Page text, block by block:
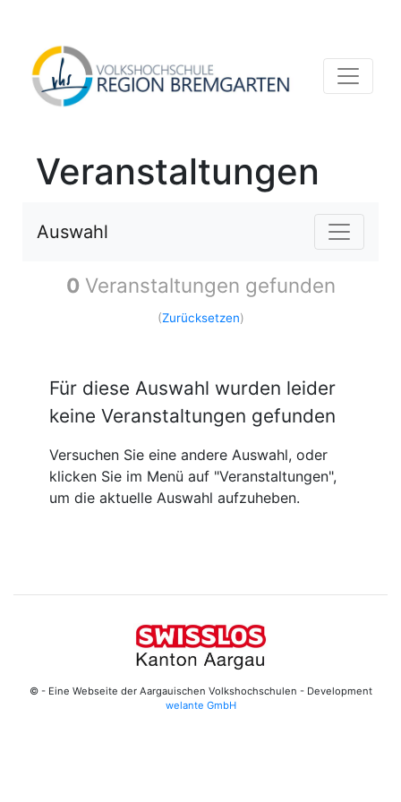
Veranstaltungen
Auswahl
0 Veranstaltungen gefunden
(Zurücksetzen)
Für diese Auswahl wurden leider
keine Veranstaltungen gefunden
Versuchen Sie eine andere Auswahl, oder
klicken Sie im Menü auf "Veranstaltungen",
um die aktuelle Auswahl aufzuheben.
© - Eine Webseite der Aargauischen Volkshochschulen - Development
welante GmbH